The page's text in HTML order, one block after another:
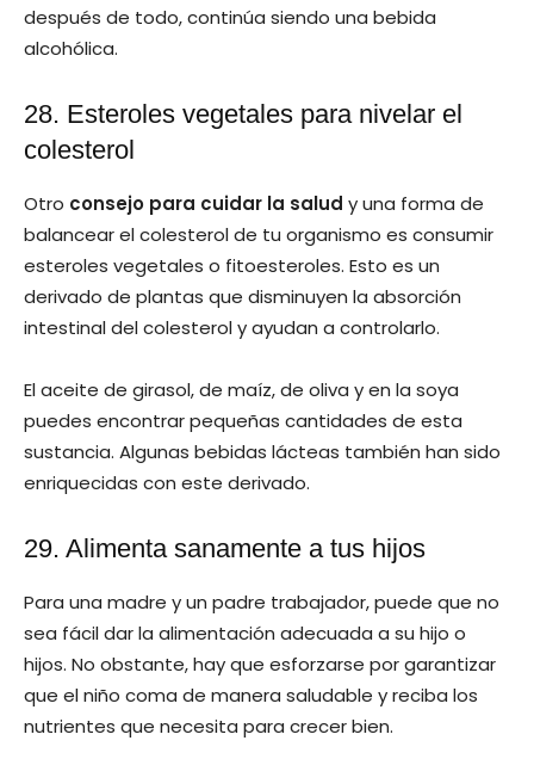
después de todo, continúa siendo una bebida
alcohólica.
28. Esteroles vegetales para nivelar el
colesterol
Otro consejo para cuidar la salud y una forma de
balancear el colesterol de tu organismo es consumir
esteroles vegetales o fitoesteroles. Esto es un
derivado de plantas que disminuyen la absorción
intestinal del colesterol y ayudan a controlarlo.
El aceite de girasol, de maíz, de oliva y en la soya
puedes encontrar pequeñas cantidades de esta
sustancia. Algunas bebidas lácteas también han sido
enriquecidas con este derivado.
29. Alimenta sanamente a tus hijos
Para una madre y un padre trabajador, puede que no
sea fácil dar la alimentación adecuada a su hijo o
hijos. No obstante, hay que esforzarse por garantizar
que el niño coma de manera saludable y reciba los
nutrientes que necesita para crecer bien.